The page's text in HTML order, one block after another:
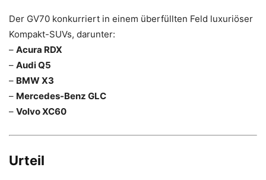
Der GV70 konkurriert in einem überfüllten Feld luxuriöser
Kompakt-SUVs, darunter:
– Acura RDX
– Audi Q5
– BMW X3
– Mercedes-Benz GLC
– Volvo XC60
Urteil